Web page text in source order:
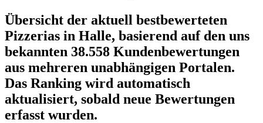
Übersicht der aktuell bestbewerteten
Pizzerias in Halle, basierend auf den uns
bekannten 38.558 Kundenbewertungen
aus mehreren unabhängigen Portalen.
Das Ranking wird automatisch
aktualisiert, sobald neue Bewertungen
erfasst wurden.